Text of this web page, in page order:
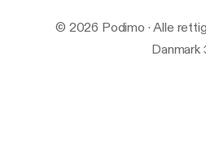
© 2026 Podimo · Alle
Danmark